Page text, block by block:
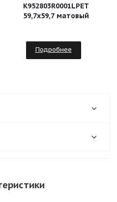
К952803R0001LPЕТ
59,7х59,7 матовый
Подробнее